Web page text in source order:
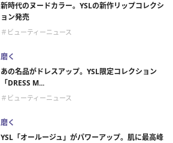
新時代のヌードカラー。YSLの新作リップコレクシ
ョン発売
＃ビューティーニュース
磨く
あの名品がドレスアップ。YSL限定コレクション
「DRESS M...
＃ビューティーニュース
磨く
YSL「オールージュ」がパワーアップ。肌に最高峰